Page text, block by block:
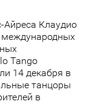
Айреса Клаудио
международных
Tango
14 декабря в
танцоры
в